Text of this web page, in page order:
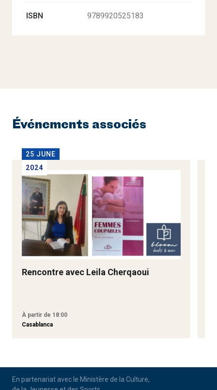
ISBN 9789920525183
Événements associés
25 JUNE
2024
Rencontre avec Leila Cherqaoui
À partir de 18:00
Casablanca
En partenariat avec le Ministère de la Culture,